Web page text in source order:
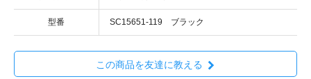
型番 SC15651-119 ブラック
この商品を友達に教える